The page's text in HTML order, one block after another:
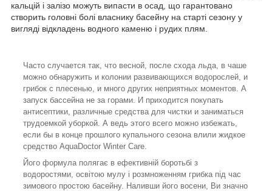
кальцій і залізо можуть випасти в осад, що гарантовано
створить головні болі власнику басейну на старті сезону у
вигляді відкладень водного каменю і рудих плям.
Часто случается так, что весной, после схода льда, в чаше
можно обнаружить и колонии развивающихся водорослей, и
грибок с плесенью, и много других неприятных моментов. А
запуск бассейна не за горами. И приходится покупать
антисептики, различные средства для чистки и заниматься
трудоемкой уборкой. А ведь этого всего можно избежать,
если бы в конце прошлого купального сезона влили жидкое
средство AquaDoctor Winter Care.
Його формула полягає в ефективній боротьбі з
водоростями, освітою мулу і розмноженням грибка під час
зимового простою басейну. Наливши його восени, Ви значно